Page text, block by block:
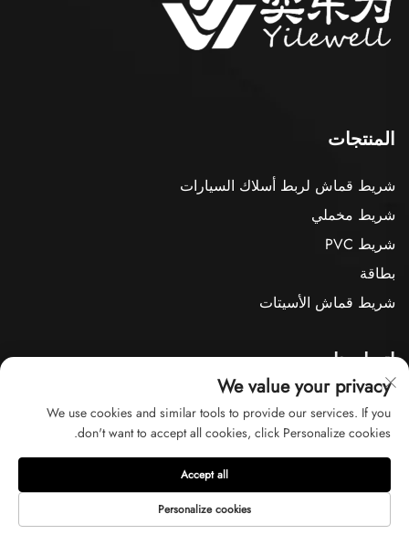
المنتجات
شريط قماش لربط أسلاك السيارات
شريط مخملي
شريط PVC
بطاقة
شريط قماش الأسيتات
اتصل بنا
الغرفة رقم 1001، الوحدة 6، الرقم 2024، طريق شياولين الأوسط، بلدة
يوشان، مدينة كونشان، مدينة سوتشو، مقاطعة جيانغسو، الصين
We value your privacy
We use cookies and similar tools to provide our services. If you
don't want to accept all cookies, click Personalize cookies.
Personalize cookies
Accept all